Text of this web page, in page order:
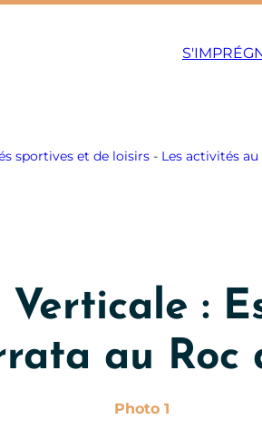
sportives et de loisirs - Les activités
:
au Roc
Photo 1